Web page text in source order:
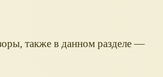
также в данном разделе —